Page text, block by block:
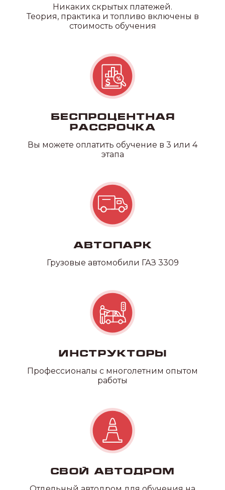
Никаких скрытых платежей.
Теория, практика и топливо включены в
стоимость обучения
Беспроцентная
рассрочка
Вы можете оплатить обучение в 3 или 4
этапа
Автопарк
Грузовые автомобили ГАЗ 3309
Инструкторы
Профессионалы с многолетним опытом
работы
Свой автодром
Наши
филиалы